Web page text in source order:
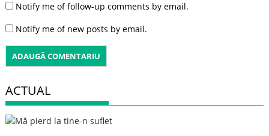
Notify me of follow-up comments by email.
Notify me of new posts by email.
ACTUAL